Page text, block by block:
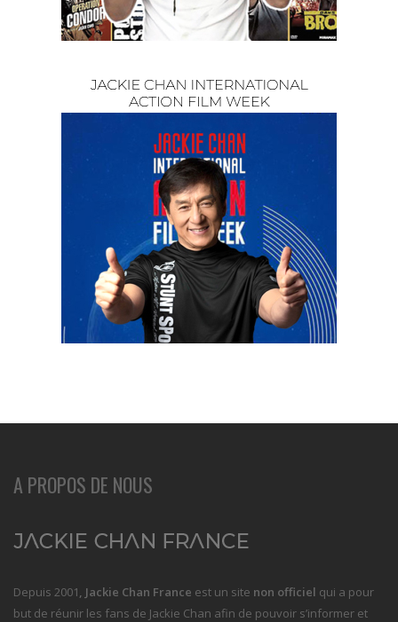
A PROPOS DE NOUS
Depuis 2001, Jackie Chan France est un site non officiel qui a pour
but de réunir les fans de Jackie Chan afin de pouvoir s’informer et